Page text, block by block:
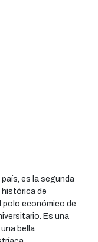
es la segunda
histórica de
polo económico de
Es una
bella